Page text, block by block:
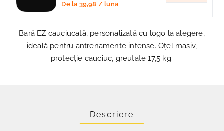
De la 39,98 / luna
Bară EZ cauciucată, personalizată cu logo la alegere,
ideală pentru antrenamente intense. Oțel masiv,
protecție cauciuc, greutate 17,5 kg.
Descriere